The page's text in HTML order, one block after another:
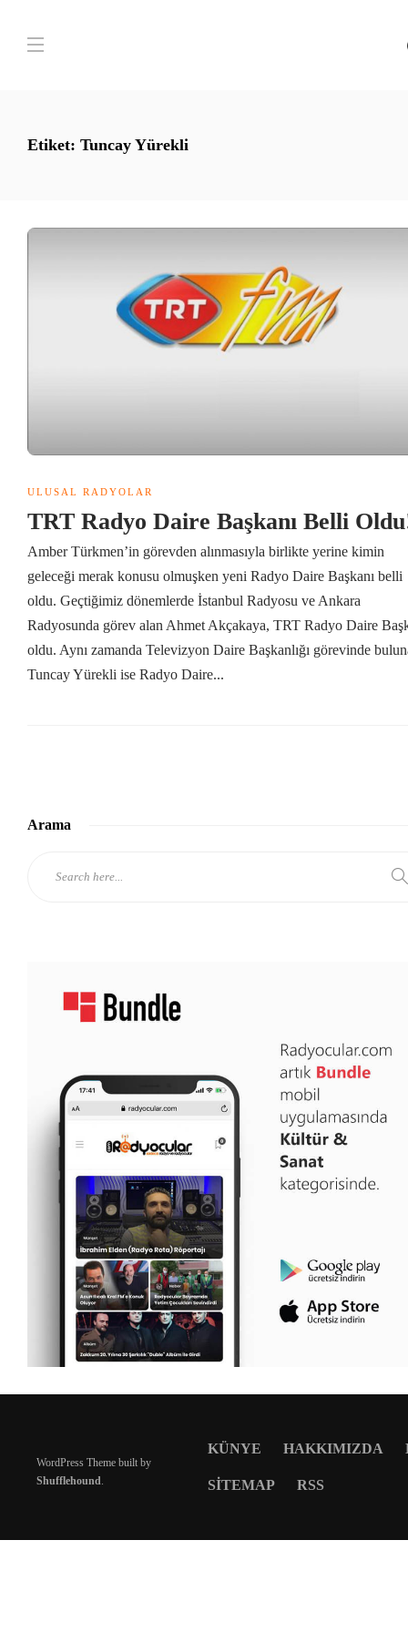
Etiket: Tuncay Yürekli
ULUSAL RADYOLAR
TRT Radyo Daire Başkanı Belli
Amber Türkmen’in görevden alınmasıyla birlikte yerine kimin
geleceği merak konusu olmuşken yeni Radyo Daire Başkanı belli
oldu. Geçtiğimiz dönemlerde İstanbul Radyosu ve Ankara
Radyosunda görev alan Ahmet Akçakaya, TRT Radyo Daire
oldu. Aynı zamanda Televizyon Daire Başkanlığı görevinde
Tuncay Yürekli ise Radyo Daire...
Arama
WordPress Theme built by
Shufflehound.
KÜNYE HAKKIMIZDA
SITEMAP RSS